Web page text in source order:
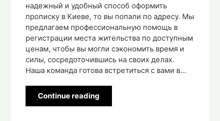
надежный и удобный способ оформить
прописку в Киеве, то вы попали по адресу. Мы
предлагаем профессиональную помощь в
регистрации места жительства по доступным
ценам, чтобы вы могли сэкономить время и
силы, сосредоточившись на своих делах.
Наша команда готова встретиться с вами в…
Continue reading